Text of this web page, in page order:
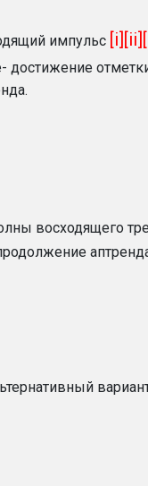
импульс
достижение
восходящего